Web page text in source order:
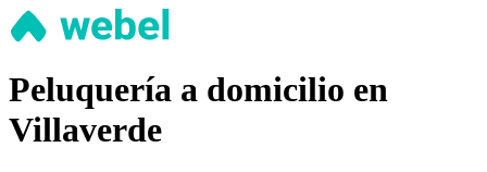
Peluquería a domicilio en
Villaverde